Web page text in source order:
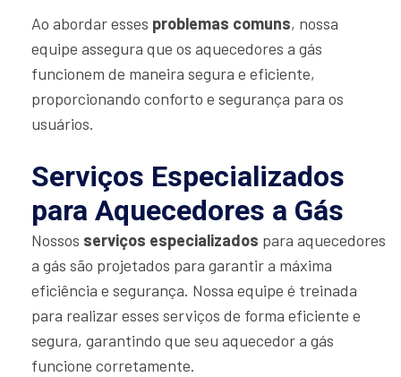
Ao abordar esses problemas comuns, nossa
equipe assegura que os aquecedores a gás
funcionem de maneira segura e eficiente,
proporcionando conforto e segurança para os
usuários.
Serviços Especializados
para Aquecedores a Gás
Nossos serviços especializados para aquecedores
a gás são projetados para garantir a máxima
eficiência e segurança. Nossa equipe é treinada
para realizar esses serviços de forma eficiente e
segura, garantindo que seu aquecedor a gás
funcione corretamente.